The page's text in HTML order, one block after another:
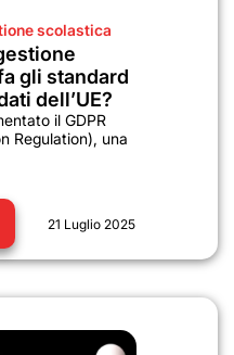
scolastica
gli standard
dell’UE?
il GDPR
Regulation), una
21 Luglio 2025